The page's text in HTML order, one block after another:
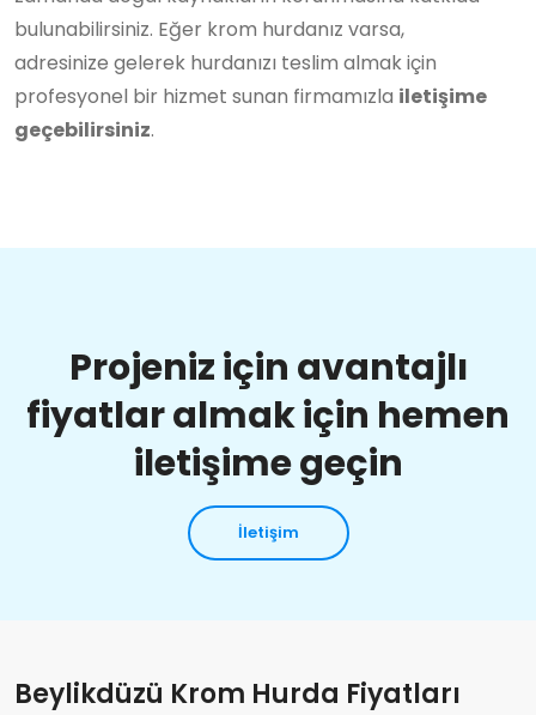
bulunabilirsiniz. Eğer krom hurdanız varsa,
adresinize gelerek hurdanızı teslim almak için
profesyonel bir hizmet sunan firmamızla iletişime
geçebilirsiniz.
Projeniz için avantajlı
fiyatlar almak için hemen
iletişime geçin
İletişim
Beylikdüzü Krom Hurda Fiyatları